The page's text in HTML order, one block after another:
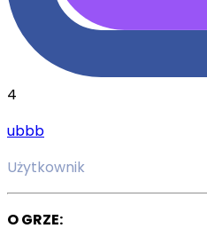
4
ubbb
Użytkownik
O GRZE: